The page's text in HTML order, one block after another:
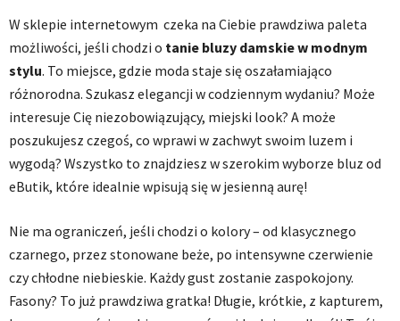
W sklepie internetowym czeka na Ciebie prawdziwa paleta
możliwości, jeśli chodzi o tanie bluzy damskie w modnym
stylu. To miejsce, gdzie moda staje się oszałamiająco
różnorodna. Szukasz elegancji w codziennym wydaniu? Może
interesuje Cię niezobowiązujący, miejski look? A może
poszukujesz czegoś, co wprawi w zachwyt swoim luzem i
wygodą? Wszystko to znajdziesz w szerokim wyborze bluz od
eButik, które idealnie wpisują się w jesienną aurę!
Nie ma ograniczeń, jeśli chodzi o kolory – od klasycznego
czarnego, przez stonowane beże, po intensywne czerwienie
czy chłodne niebieskie. Każdy gust zostanie zaspokojony.
Fasony? To już prawdziwa gratka! Długie, krótkie, z kapturem,